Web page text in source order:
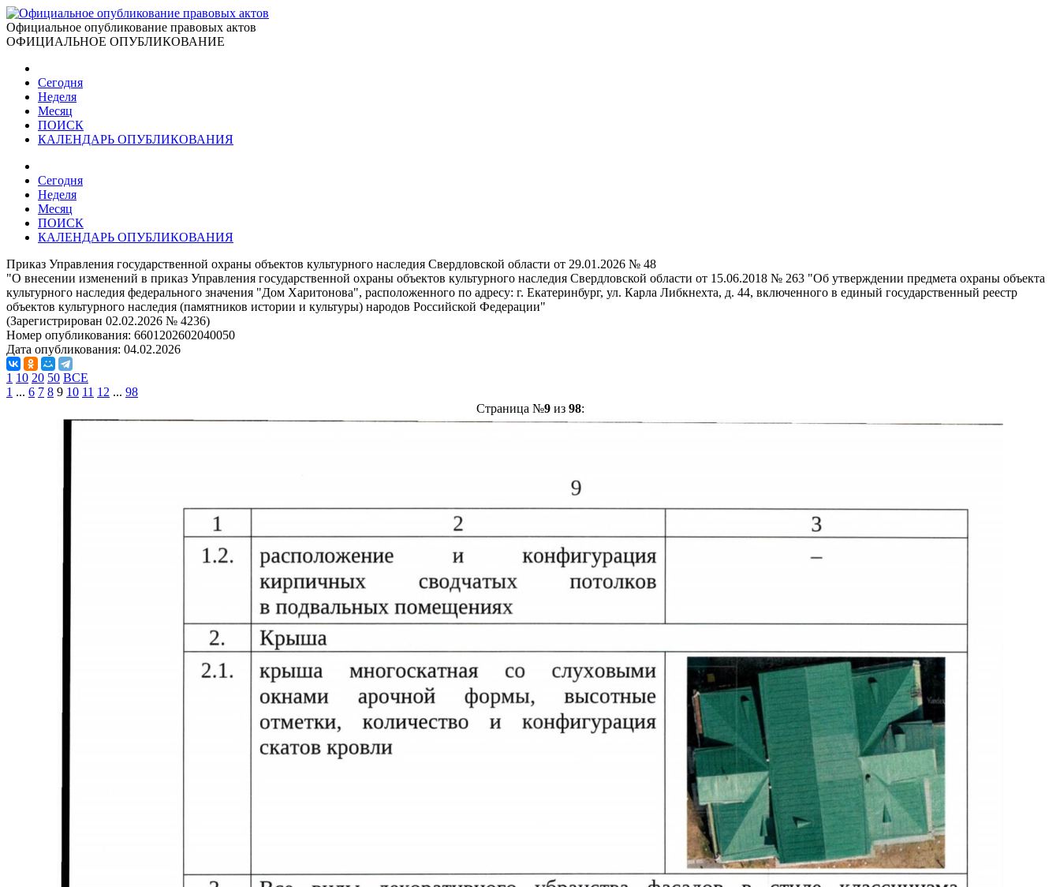
Официальное опубликование правовых актов
ОФИЦИАЛЬНОЕ ОПУБЛИКОВАНИЕ
Сегодня
Неделя
Месяц
ПОИСК
КАЛЕНДАРЬ ОПУБЛИКОВАНИЯ
Сегодня
Неделя
Месяц
ПОИСК
КАЛЕНДАРЬ ОПУБЛИКОВАНИЯ
Приказ Управления государственной охраны объектов культурного наследия Свердловской области от 29.01.2026 № 48
"О внесении изменений в приказ Управления государственной охраны объектов культурного наследия Свердловской области от 15.06.2018 № 263 "Об утверждении предмета охраны объекта
культурного наследия федерального значения "Дом Харитонова", расположенного по адресу: г. Екатеринбург, ул. Карла Либкнехта, д. 44, включенного в единый государственный реестр
объектов культурного наследия (памятников истории и культуры) народов Российской Федерации"
(Зарегистрирован 02.02.2026 № 4236)
Номер опубликования: 6601202602040050
Дата опубликования: 04.02.2026
1 10 20 50 ВСЕ
1 ... 6 7 8 9 10 11 12 ... 98
Страница №9из 98: